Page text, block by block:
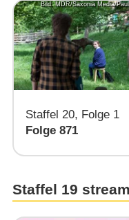
Bild: MDR/Saxonia Media/
Staffel 20, Folge 1
Folge 871
Staffel 19